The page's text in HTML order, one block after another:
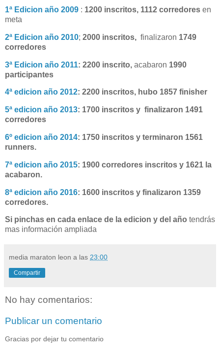
1ª Edicion año 2009 : 1200 inscritos, 1112 corredores en
meta
2ª Edicion año 2010; 2000 inscritos, finalizaron 1749
corredores
3ª Edicion año 2011: 2200 inscrito, acabaron 1990
participantes
4ª edicion año 2012: 2200 inscritos, hubo 1857 finisher
5ª edicion año 2013: 1700 inscritos y finalizaron 1491
corredores
6º edicion año 2014: 1750 inscritos y terminaron 1561
runners.
7ª edicion año 2015: 1900 corredores inscritos y 1621 la
acabaron.
8ª edicion año 2016: 1600 inscritos y finalizaron 1359
corredores.
Si pinchas en cada enlace de la edicion y del año tendrás
mas información ampliada
media maraton leon a las 23:00
Compartir
No hay comentarios:
Publicar un comentario
Gracias por dejar tu comentario